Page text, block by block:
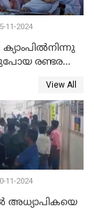
11-2024
ക്യാംപില്‍നിന്നു
രണ്ടര
View All
11-2024
അധ്യാപികയെ